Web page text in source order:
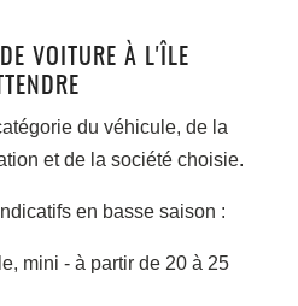
VOITURE À L'ÎLE
du véhicule, de la
et de la société choisie.
en basse saison :
mini - à partir de 20 à 25